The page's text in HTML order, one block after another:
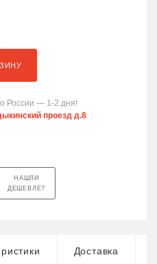
России — 1-2 дня!
проезд д.8
НАШЛИ
ДЕШЕВЛЕ?
Доставка